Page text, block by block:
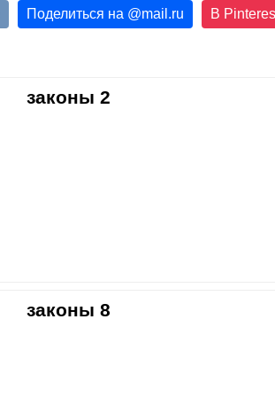
Поделиться на @mail.ru В
законы 2
законы 8